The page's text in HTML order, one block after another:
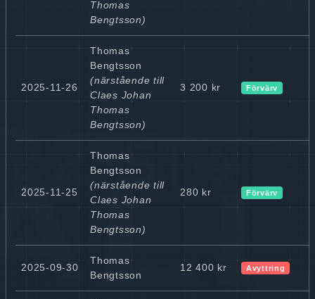
Thomas
Bengtsson)
2025-11-26
Thomas
Bengtsson
(närstående till
Claes Johan
Thomas
Bengtsson)
3 200 kr Förvärv
2025-11-25
Thomas
Bengtsson
(närstående till
Claes Johan
Thomas
Bengtsson)
280 kr Förvärv
2025-09-30
Thomas
Bengtsson
12 400 kr Avyttring